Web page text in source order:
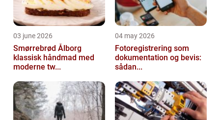
03 june 2026
Smørrebrød Ålborg
klassisk håndmad med
moderne tw...
04 may 2026
Fotoregistrering som
dokumentation og bevis:
sådan...